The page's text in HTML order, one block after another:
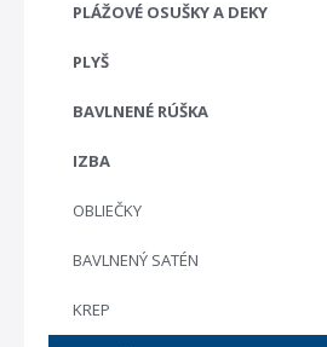
PLÁŽOVÉ OSUŠKY A DEKY
PLYŠ
BAVLNENÉ RÚŠKA
IZBA
OBLIEČKY
BAVLNENÝ SATÉN
KREP